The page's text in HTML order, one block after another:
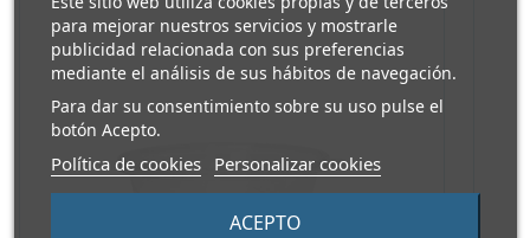
para mejorar nuestros servicios y mostrarle
publicidad relacionada con sus preferencias
mediante el análisis de sus hábitos de navegación.
Para dar su consentimiento sobre su uso pulse el
botón Acepto.
Política de cookies Personalizar cookies
ACEPTO